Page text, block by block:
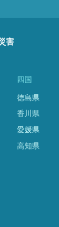
害
四国
徳島県
香川県
愛媛県
高知県